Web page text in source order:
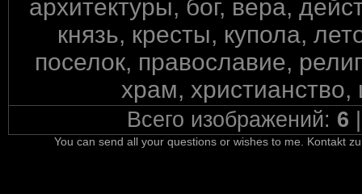
архитектуры, бог, вера,
князь, кресты, купола,
поселок, православие,
храм,
Всего изображений: 6
You can send all your questions or wishes to me. Kontakt